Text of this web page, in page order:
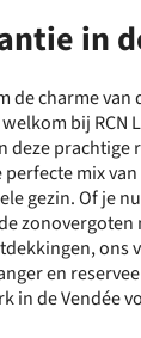
in
de charme van
bij RCN
prachtige
mix
gezin. Of je
ons
en
in de Vendée